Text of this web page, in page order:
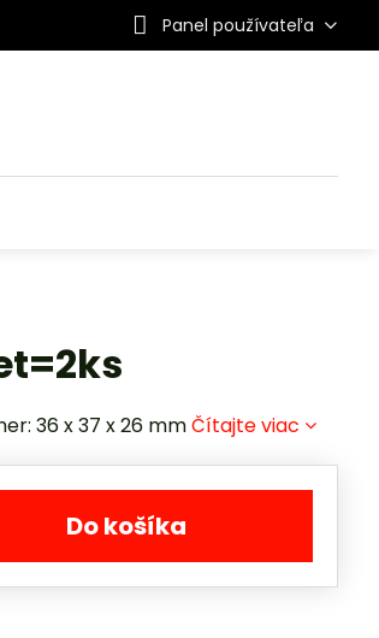
Panel používateľa
36 x 37 x 26 mmČítajte viac
Do košíka